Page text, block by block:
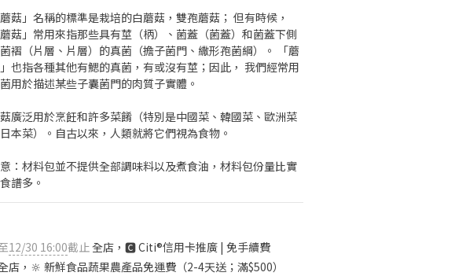
蘑菇」名稱的標準是栽培的白蘑菇，雙孢蘑菇； 但有時候，
蘑菇」常用來指那些具有莖（柄）、菌蓋（菌蓋）和菌蓋下側
褶（片層、片層）的真菌（擔子菌門、繖形孢菌綱）。 「蘑
也指各種其他有鰓的真菌，有或沒有莖；因此， 我們經常用
用於描述某些子囊菌門的肉質子實體。
廣泛用於烹飪和許多菜餚（特別是中國菜、韓國菜、歐洲菜
本菜）。自古以來，人類就將它們視為食物。
：材料包並不提供全部調味料以及煮食油，材料包份量比實
譜多。
12/30 16:00截止全店，🅲 Citi®信用卡推廣 | 免手續費
店，🔆 新鮮食品蔬果農產品免運費（2-4天送；滿$500）